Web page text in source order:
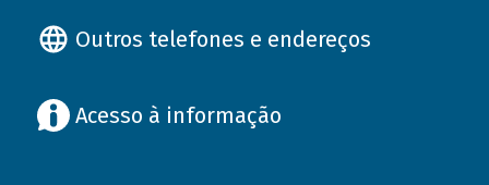
Outros telefones e endereços
Acesso à informação